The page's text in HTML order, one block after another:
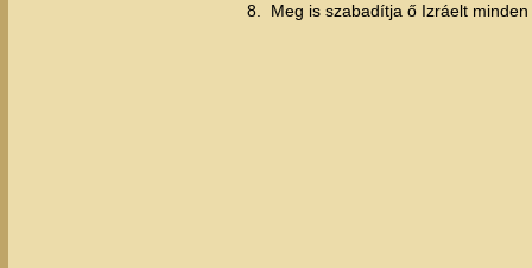
8.
Meg is szabadítja ő Izráelt